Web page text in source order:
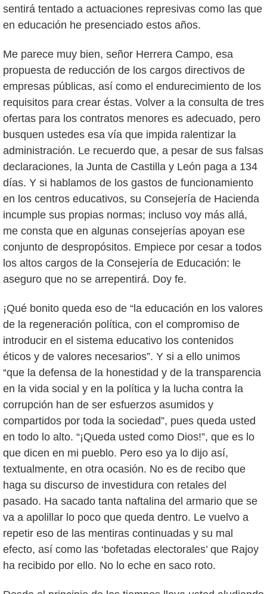
sentirá tentado a actuaciones represivas como las que
en educación he presenciado estos años.
Me parece muy bien, señor Herrera Campo, esa
propuesta de reducción de los cargos directivos de
empresas públicas, así como el endurecimiento de los
requisitos para crear éstas. Volver a la consulta de tres
ofertas para los contratos menores es adecuado, pero
busquen ustedes esa vía que impida ralentizar la
administración. Le recuerdo que, a pesar de sus falsas
declaraciones, la Junta de Castilla y León paga a 134
días. Y si hablamos de los gastos de funcionamiento
en los centros educativos, su Consejería de Hacienda
incumple sus propias normas; incluso voy más allá,
me consta que en algunas consejerías apoyan ese
conjunto de despropósitos. Empiece por cesar a todos
los altos cargos de la Consejería de Educación: le
aseguro que no se arrepentirá. Doy fe.
¡Qué bonito queda eso de “la educación en los valores
de la regeneración política, con el compromiso de
introducir en el sistema educativo los contenidos
éticos y de valores necesarios”. Y si a ello unimos
“que la defensa de la honestidad y de la transparencia
en la vida social y en la política y la lucha contra la
corrupción han de ser esfuerzos asumidos y
compartidos por toda la sociedad”, pues queda usted
en todo lo alto. “¡Queda usted como Dios!”, que es lo
que dicen en mi pueblo. Pero eso ya lo dijo así,
textualmente, en otra ocasión. No es de recibo que
haga su discurso de investidura con retales del
pasado. Ha sacado tanta naftalina del armario que se
va a apolillar lo poco que queda dentro. Le vuelvo a
repetir eso de las mentiras continuadas y su mal
efecto, así como las ‘bofetadas electorales’ que Rajoy
ha recibido por ello. No lo eche en saco roto.